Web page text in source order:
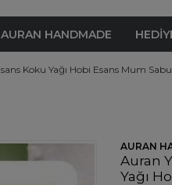
AURAN HANDMADE
Koku Yağı Hobi Esans Mum
AURAN
Auran
Yağı